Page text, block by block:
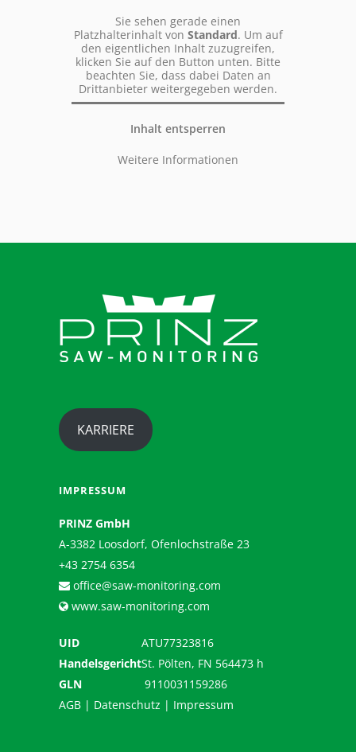
Sie sehen gerade einen
Platzhalterinhalt von Standard. Um auf
den eigentlichen Inhalt zuzugreifen,
klicken Sie auf den Button unten. Bitte
beachten Sie, dass dabei Daten an
Drittanbieter weitergegeben werden.
Inhalt entsperren
Weitere Informationen
KARRIERE
IMPRESSUM
PRINZ GmbH
A-3382 Loosdorf, Ofenlochstraße 23
+43 2754 6354
office@saw-monitoring.com
www.saw-monitoring.com
UID
ATU77323816
HandelsgerichtSt. Pölten, FN 564473 h
GLN
9110031159286
AGB | Datenschutz | Impressum